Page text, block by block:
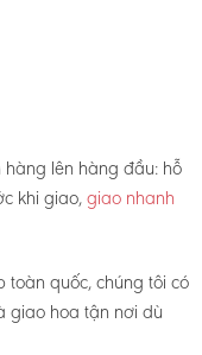
lên hàng đầu: hỗ
khi giao,giao nhanh
quốc, chúng tôi có
giao hoa tận nơi dù